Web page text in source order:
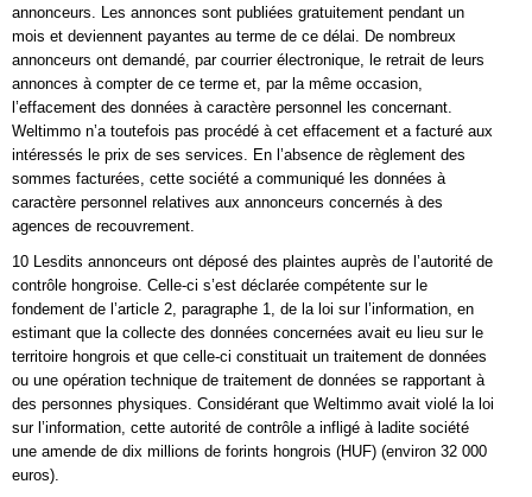
annonceurs. Les annonces sont publiées gratuitement pendant un
mois et deviennent payantes au terme de ce délai. De nombreux
annonceurs ont demandé, par courrier électronique, le retrait de leurs
annonces à compter de ce terme et, par la même occasion,
l’effacement des données à caractère personnel les concernant.
Weltimmo n’a toutefois pas procédé à cet effacement et a facturé aux
intéressés le prix de ses services. En l’absence de règlement des
sommes facturées, cette société a communiqué les données à
caractère personnel relatives aux annonceurs concernés à des
agences de recouvrement.
10 Lesdits annonceurs ont déposé des plaintes auprès de l’autorité de
contrôle hongroise. Celle-ci s’est déclarée compétente sur le
fondement de l’article 2, paragraphe 1, de la loi sur l’information, en
estimant que la collecte des données concernées avait eu lieu sur le
territoire hongrois et que celle-ci constituait un traitement de données
ou une opération technique de traitement de données se rapportant à
des personnes physiques. Considérant que Weltimmo avait violé la loi
sur l’information, cette autorité de contrôle a infligé à ladite société
une amende de dix millions de forints hongrois (HUF) (environ 32 000
euros).